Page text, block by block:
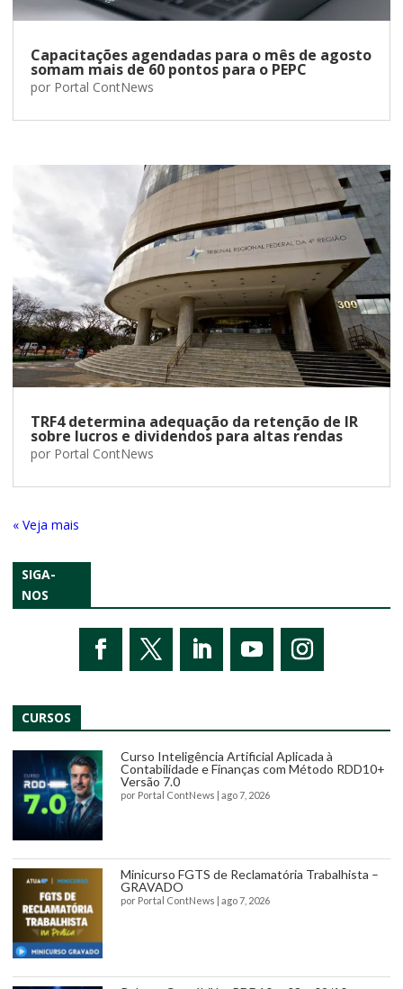
Capacitações agendadas para o mês de agosto
somam mais de 60 pontos para o PEPC
por Portal ContNews
TRF4 determina adequação da retenção de IR
sobre lucros e dividendos para altas rendas
por Portal ContNews
« Entradas Antigas
SIGA-
NOS
CURSOS
Curso Inteligência Artificial Aplicada à
Contabilidade e Finanças com Método RDD10+
Versão 7.0
por Portal ContNews ago 7, 2026
Minicurso FGTS de Reclamatória Trabalhista –
GRAVADO
por Portal ContNews ago 7, 2026